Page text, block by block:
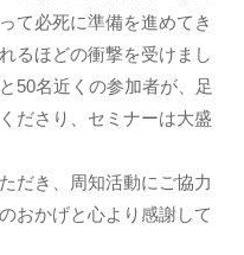
て必死に準備を進めてき
るほどの衝撃を受けまし
50名近くの参加者が、足
ださり、セミナーは大盛
だき、周知活動にご協力
おかげと心より感謝して